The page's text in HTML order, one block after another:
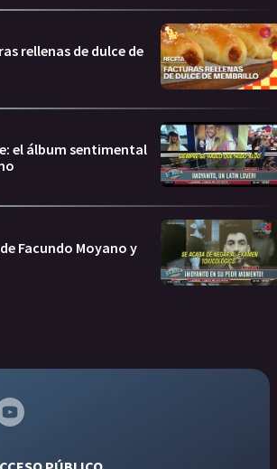
rellenas de dulce de
el álbum sentimental
Facundo Moyano y